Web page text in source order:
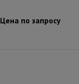
Цена по запросу